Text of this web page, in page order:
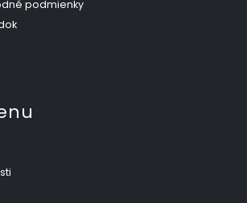
podmienky